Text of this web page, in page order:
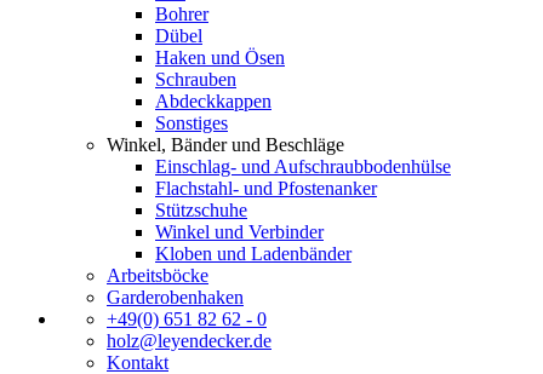
Bohrer
Dübel
Haken und Ösen
Schrauben
Abdeckkappen
Sonstiges
Winkel, Bänder und Beschläge
Einschlag- und Aufschraubbodenhülse
Flachstahl- und Pfostenanker
Stützschuhe
Winkel und Verbinder
Kloben und Ladenbänder
Arbeitsböcke
Garderobenhaken
+49(0) 651 82 62 - 0
holz@leyendecker.de
Kontakt